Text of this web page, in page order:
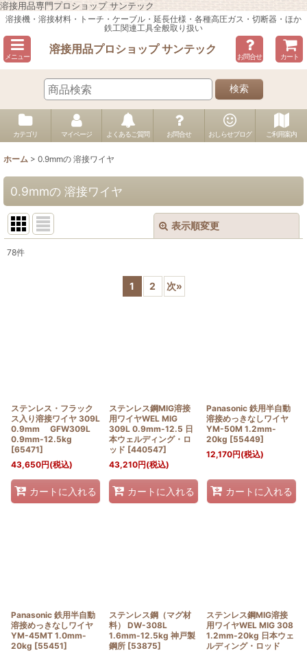
溶接用品専門プロショップ サンテック
溶接機・溶接材料・トーチ・ケーブル・延長仕様・各種高圧ガス・切断器・ほか
鉄工関連工具全般取り扱い
メニュー
溶接用品プロショップ サンテック
お問合せ カート
検索
カテゴリ マイページ よくあるご質問 お問合せ おしらせブログ ご利用案内
ホーム > 0.9mmの 溶接ワイヤ
0.9mmの 溶接ワイヤ
表示順変更
78件
1 2 次»
ステンレス・フラック
ス入り溶接ワイヤ 309L
0.9mm GFW309L
0.9mm-12.5kg
[65471]
43,650円(税込)
カートに入れる
ステンレス鋼MIG溶接
用ワイヤWEL MIG
309L 0.9mm-12.5 日
本ウェルディング・ロ
ッド [440547]
43,210円(税込)
カートに入れる
Panasonic 鉄用半自動
溶接めっきなしワイヤ
YM-50M 1.2mm-
20kg [55449]
12,170円(税込)
カートに入れる
Panasonic 鉄用半自動
溶接めっきなしワイヤ
YM-45MT 1.0mm-
20kg [55451]
ステンレス鋼（マグ材
料） DW-308L
1.6mm-12.5kg 神戸製
鋼所 [53875]
ステンレス鋼MIG溶接
用ワイヤWEL MIG 308
1.2mm-20kg 日本ウェ
ルディング・ロッド